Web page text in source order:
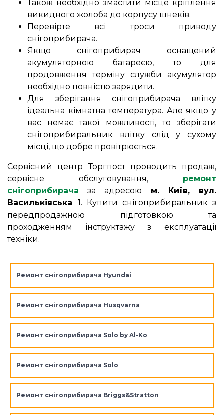
Також необхідно змастити місце кріплення
викидного жолоба до корпусу шнеків.
Перевірте всі троси приводу
снігоприбирача.
Якщо снігоприбирач оснащений
акумуляторною батареєю, то для
продовження терміну служби акумулятор
необхідно повністю зарядити.
Для зберігання снігоприбирача влітку
ідеальна кімнатна температура. Але якщо у
вас немає такої можливості, то зберігати
снігоприбиральник влітку слід у сухому
місці, що добре провітрюється.
Сервісний центр Торгпост проводить продаж,
сервісне обслуговування, ремонт
снігоприбирача за адресою м. Київ, вул.
Васильківська 1. Купити снігоприбиральник з
передпродажною підготовкою та
проходженням інструктажу з експлуатації
техніки.
Ремонт снігоприбирача Hyundai
Ремонт снігоприбирача Husqvarna
Ремонт снігоприбирача Solo by Al-Ko
Ремонт снігоприбирача Solo
Ремонт снігоприбирача Briggs&Stratton